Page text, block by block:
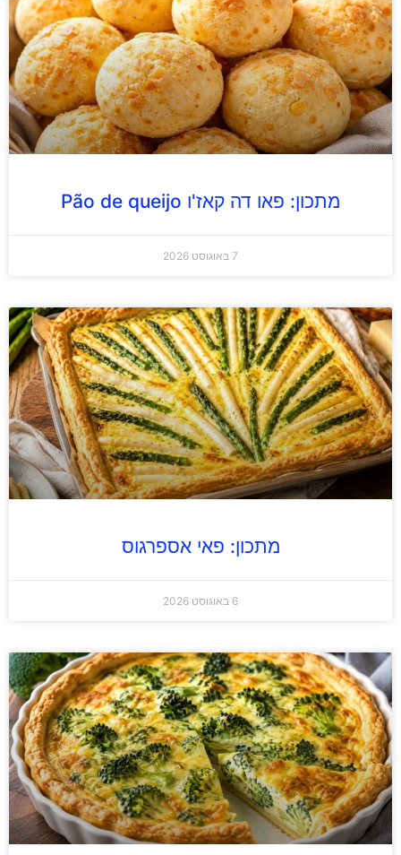
מתכון: פאו דה קאז'ו Pão de queijo
7 באוגוסט 2026
מתכון: פאי אספרגוס
6 באוגוסט 2026